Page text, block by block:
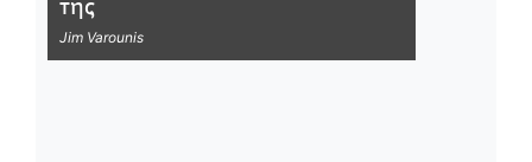
της
Jim Varounis